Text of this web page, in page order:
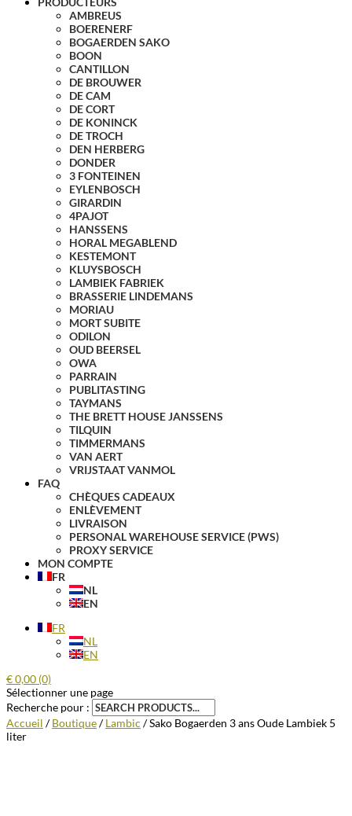
AMBREUS
BOERENERF
BOGAERDEN SAKO
BOON
CANTILLON
DE BROUWER
DE CAM
DE CORT
DE KONINCK
DE TROCH
DEN HERBERG
DONDER
3 FONTEINEN
EYLENBOSCH
GIRARDIN
4PAJOT
HANSSENS
HORAL MEGABLEND
KESTEMONT
KLUYSBOSCH
LAMBIEK FABRIEK
BRASSERIE LINDEMANS
MORIAU
MORT SUBITE
ODILON
OUD BEERSEL
OWA
PARRAIN
PUBLITASTING
TAYMANS
THE BRETT HOUSE JANSSENS
TILQUIN
TIMMERMANS
VAN AERT
VRIJSTAAT VANMOL
FAQ
CHÈQUES CADEAUX
ENLÈVEMENT
LIVRAISON
PERSONAL WAREHOUSE SERVICE (PWS)
PROXY SERVICE
MON COMPTE
FR
NL
EN
FR
NL
EN
€0,00 (0)
Sélectionner une page
Recherche pour :
Accueil /Boutique/Lambic / Sako Bogaerden 3 ans Oude Lambiek 5
liter